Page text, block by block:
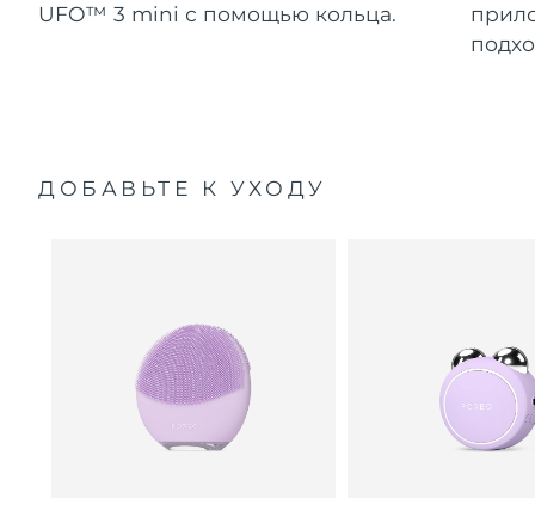
UFO™ 3 mini с помощью кольца.
ДОБАВЬТЕ К УХОДУ